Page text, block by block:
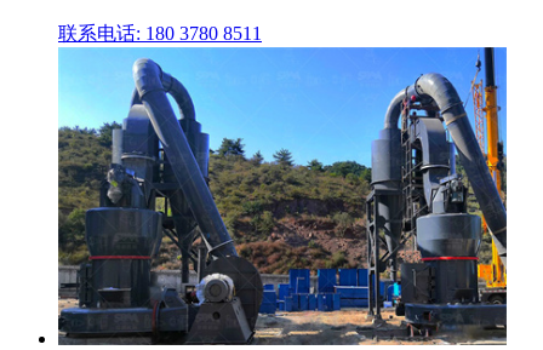
联系电话: 180 3780 8511